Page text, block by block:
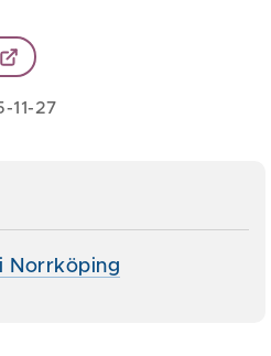
11-27
Norrköping